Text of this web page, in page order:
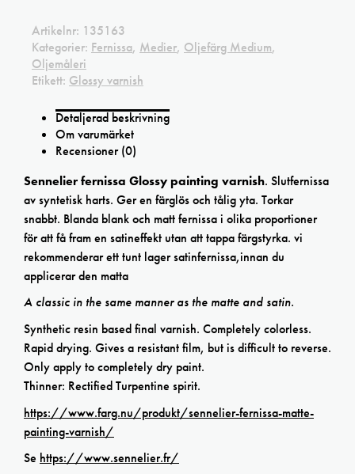
Artikelnr: 135163
Kategorier: Fernissa, Medier, Oljefärg Medium,
Oljemåleri
Etikett: Glossy varnish
Detaljerad beskrivning
Om varumärket
Recensioner (0)
Sennelier fernissa Glossy painting varnish. Slutfernissa
av syntetisk harts. Ger en färglös och tålig yta. Torkar
snabbt. Blanda blank och matt fernissa i olika proportioner
för att få fram en satineffekt utan att tappa färgstyrka. vi
rekommenderar ett tunt lager satinfernissa,innan du
applicerar den matta
A classic in the same manner as the matte and satin.
Synthetic resin based final varnish. Completely colorless.
Rapid drying. Gives a resistant film, but is difficult to reverse.
Only apply to completely dry paint.
Thinner: Rectified Turpentine spirit.
https://www.farg.nu/produkt/sennelier-fernissa-matte-
painting-varnish/
Se https://www.sennelier.fr/